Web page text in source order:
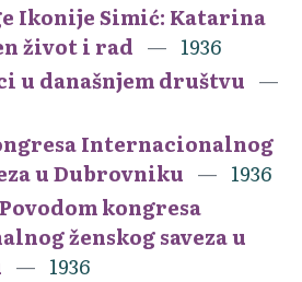
Ikonije Simić: Katarina
život i rad
1936
u današnjem društvu
Internacionalnog
u Dubrovniku
1936
kongresa
ženskog saveza u
1936